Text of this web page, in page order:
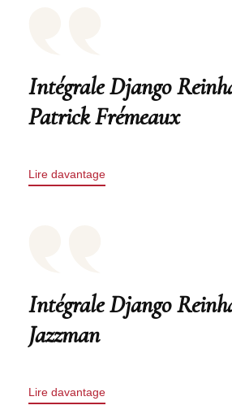
Intégrale Django
Patrick Frémeaux
Lire davantage
Intégrale Django
Jazzman
Lire davantage